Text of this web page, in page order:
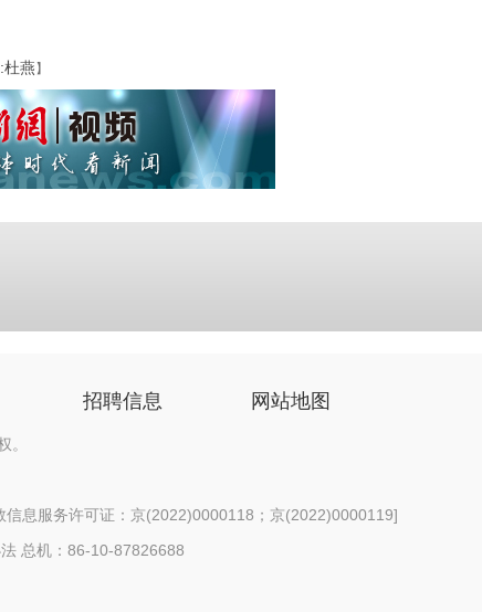
杜燕 】
招聘信息 网站地图
。
信息服务许可证：京(2022)0000118；京(2022)0000119]
总机：86-10-87826688